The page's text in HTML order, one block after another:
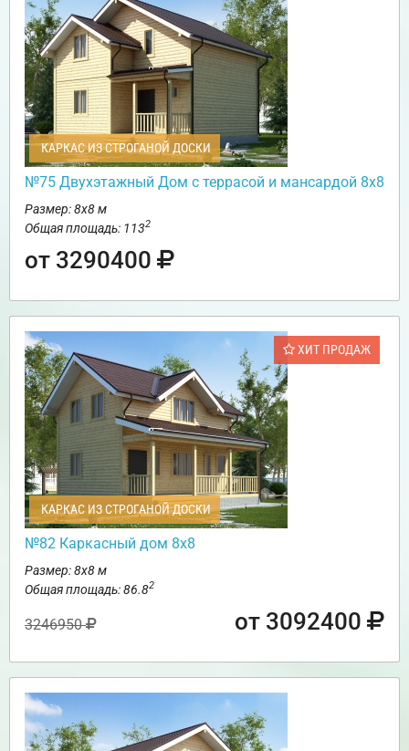
КАРКАС ИЗ СТРОГАНОЙ ДОСКИ
№75 Двухэтажный Дом с террасой и мансардой 8х8
Размер: 8х8 м
Общая площадь: 1132
от 3290400
ХИТ ПРОДАЖ
КАРКАС ИЗ СТРОГАНОЙ ДОСКИ
№82 Каркасный дом 8х8
Размер: 8х8 м
Общая площадь: 86.82
3246950 от 3092400